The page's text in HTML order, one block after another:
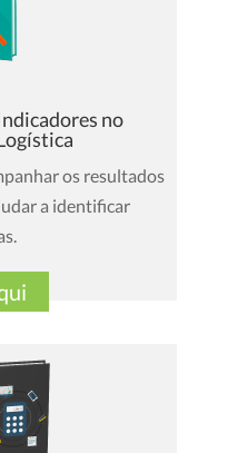
no
os resultados
a identificar